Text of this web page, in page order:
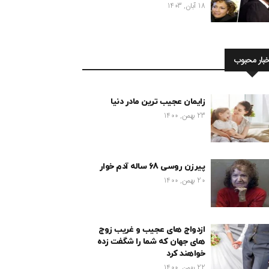
18 آبان, 1403
محبوب
زایمان عجیب ترین مادر دنیا
23 بهمن, 1400
پیرزن روسی 68 ساله آدم خوار
20 بهمن, 1400
ازدواج های عجیب و غریب زوج
های جهان که شما را شگفت زده
خواهند کرد